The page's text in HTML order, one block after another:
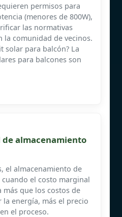
permisos para
(menores de 800W),
las normativas
la comunidad de vecinos.
solar para balcón? La
para balcones son
almacenamiento
el almacenamiento de
el costo marginal
más que los costos de
la energía, más el precio
el proceso.